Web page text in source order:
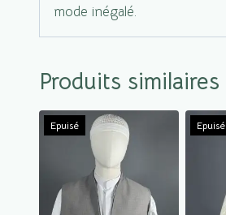
mode inégalé.
Produits similaires
Epuisé Epuisé